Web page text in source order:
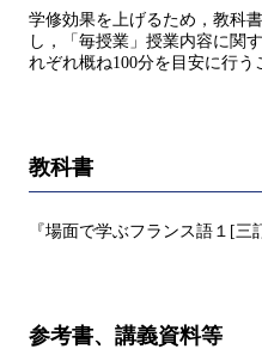
学修効果を上げるため，教科
し，「毎授業」授業内容に関
れぞれ概ね100分を目安に行う
教科書
『場面で学ぶフランス語１[三
参考書、講義資料等